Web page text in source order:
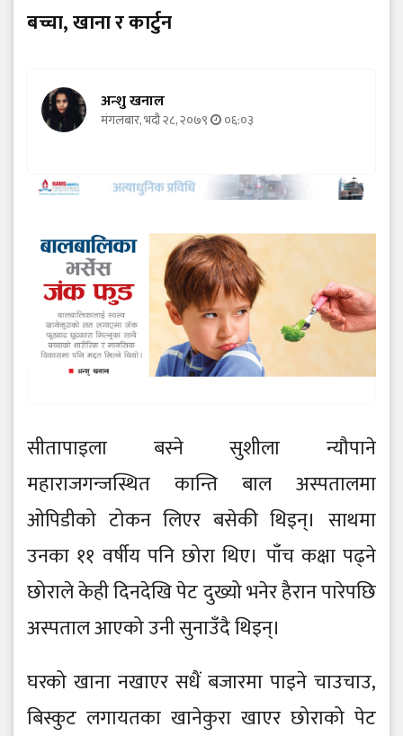
बच्चा, खाना र कार्टुन
अन्शु खनाल
मंगलबार, भदौ २८, २०७९ ०६:०३
सीतापाइला बस्ने सुशीला न्यौपाने
महाराजगन्जस्थित कान्ति बाल अस्पतालमा
ओपिडीको टोकन लिएर बसेकी थिइन्। साथमा
उनका ११ वर्षीय पनि छोरा थिए। पाँच कक्षा पढ्ने
छोराले केही दिनदेखि पेट दुख्यो भनेर हैरान पारेपछि
अस्पताल आएको उनी सुनाउँदै थिइन्।
घरको खाना नखाएर सधैं बजारमा पाइने चाउचाउ,
बिस्कुट लगायतका खानेकुरा खाएर छोराको पेट